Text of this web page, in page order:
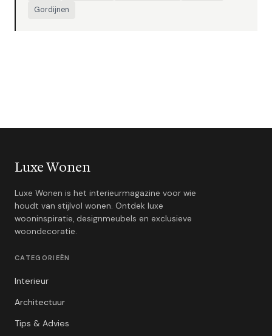
Gordijnen
Luxe Wonen
Luxe Wonen is het interieurmagazine voor wie
houdt van stijlvol wonen. Ontdek luxe
wooninspiratie, designmeubels en exclusieve
woondecoratie.
CATEGORIEËN
Interieur
Architectuur
Tips & Advies